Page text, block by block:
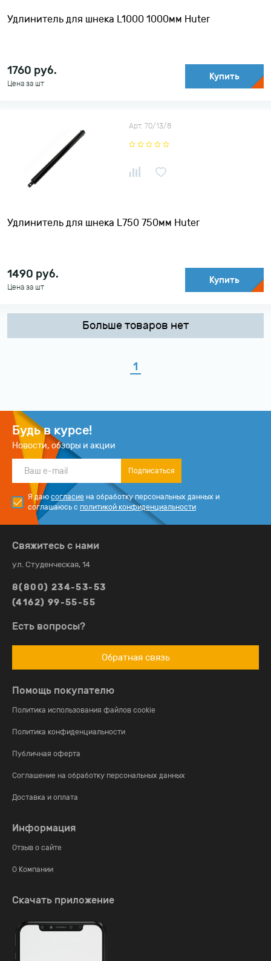
Удлинитель для шнека L1000 1000мм Huter
1760 руб.
Цена за шт
Купить
Удлинитель для шнека L750 750мм Huter
Арт. 70/13/8
1490 руб.
Цена за шт
Купить
Больше товаров нет
1
Будь в курсе!
Новости, обзоры и акции
Подписаться
Я даю согласие на обработку персональных данных и
соглашаюсь с политикой конфиденциальности
Помощь покупателю
Политика использования файлов cookie
Политика конфиденциальности
Публичная оферта
Соглашение на обработку персональных данных
Доставка и оплата
Информация
Отзыв о сайте
О Компании
Свяжитесь с нами
ул. Студенческая, 14
8(800) 234-53-53
(4162) 99-55-55
Есть вопросы?
Обратная связь
Скачать приложение